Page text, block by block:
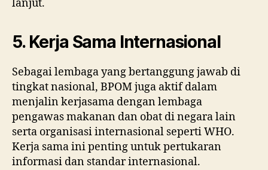
lanjut.
5. Kerja Sama Internasional
Sebagai lembaga yang bertanggung jawab di
tingkat nasional, BPOM juga aktif dalam
menjalin kerjasama dengan lembaga
pengawas makanan dan obat di negara lain
serta organisasi internasional seperti WHO.
Kerja sama ini penting untuk pertukaran
informasi dan standar internasional.